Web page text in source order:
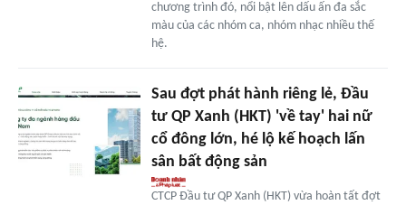
chương trình đó, nổi bật lên dấu ấn đa sắc
màu của các nhóm ca, nhóm nhạc nhiều thế
hệ.
Sau đợt phát hành riêng lẻ, Đầu
tư QP Xanh (HKT) 'về tay' hai nữ
cổ đông lớn, hé lộ kế hoạch lấn
sân bất động sản
CTCP Đầu tư QP Xanh (HKT) vừa hoàn tất đợt